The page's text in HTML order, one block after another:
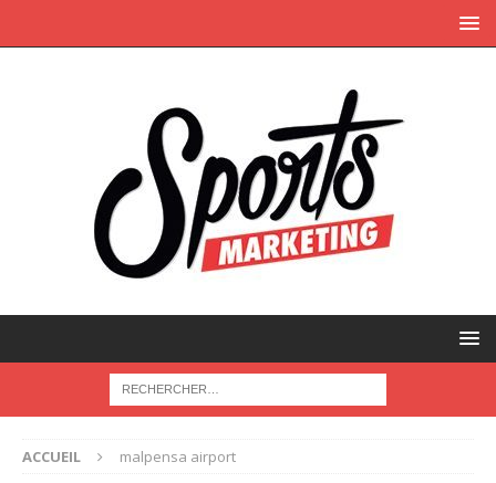
ACCUEIL malpensa airport